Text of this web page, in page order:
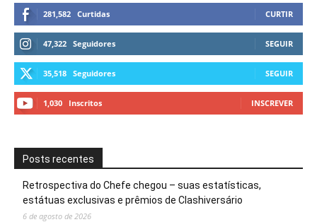
281,582 Curtidas CURTIR
47,322 Seguidores SEGUIR
35,518 Seguidores SEGUIR
1,030 Inscritos INSCREVER
Posts recentes
Retrospectiva do Chefe chegou – suas estatísticas,
estátuas exclusivas e prêmios de Clashiversário
6 de agosto de 2026